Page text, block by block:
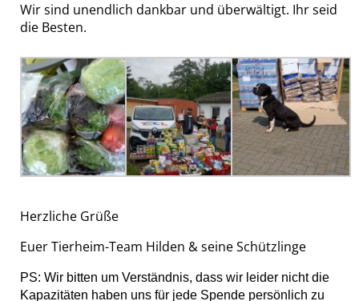
Wir sind unendlich dankbar und überwältigt. Ihr seid
die Besten.
Herzliche Grüße
Euer Tierheim-Team Hilden & seine Schützlinge
PS: Wir bitten um Verständnis, dass wir leider nicht die
Kapazitäten haben uns für jede Spende persönlich zu